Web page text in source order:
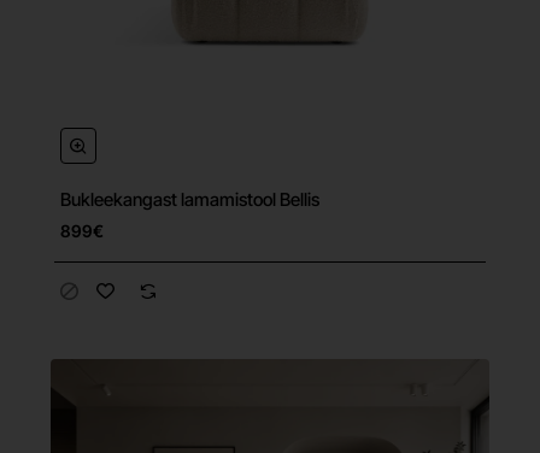
Bukleekangast lamamistool Bellis
899€